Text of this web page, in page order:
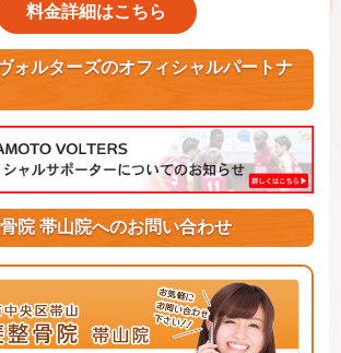
料金詳細はこちら
ォルターズのオフィシャルパートナ
院 帯山院へのお問い合わせ